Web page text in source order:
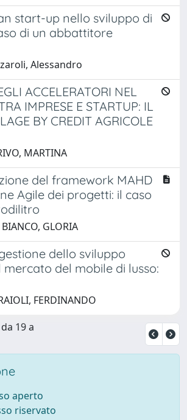
start-up nello sviluppo di
di un abbattitore
Alessandro
ACCELERATORI NEL
IMPRESE E STARTUP: IL
BY CREDIT AGRICOLE
MARTINA
del framework MAHD
Agile dei progetti: il caso
GLORIA
dello sviluppo
del mobile di lusso:
FERDINANDO
19 a
aperto
riservato